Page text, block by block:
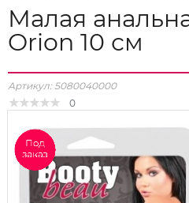
Малая
Orion 10 см
Артикул: 5080040000
0